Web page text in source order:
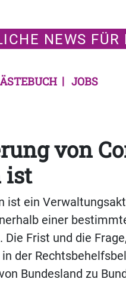
NEWS FÜR
JOBS
von
ist
ist ein
einer
Frist und die
der
Bundesland zu